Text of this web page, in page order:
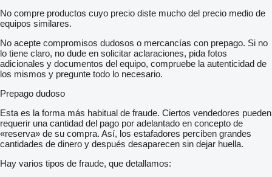
No compre productos cuyo precio diste mucho del precio medio de
equipos similares.
No acepte compromisos dudosos o mercancías con prepago. Si no
lo tiene claro, no dude en solicitar aclaraciones, pida fotos
adicionales y documentos del equipo, compruebe la autenticidad de
los mismos y pregunte todo lo necesario.
Prepago dudoso
Esta es la forma más habitual de fraude. Ciertos vendedores pueden
requerir una cantidad del pago por adelantado en concepto de
«reserva» de su compra. Así, los estafadores perciben grandes
cantidades de dinero y después desaparecen sin dejar huella.
Hay varios tipos de fraude, que detallamos: